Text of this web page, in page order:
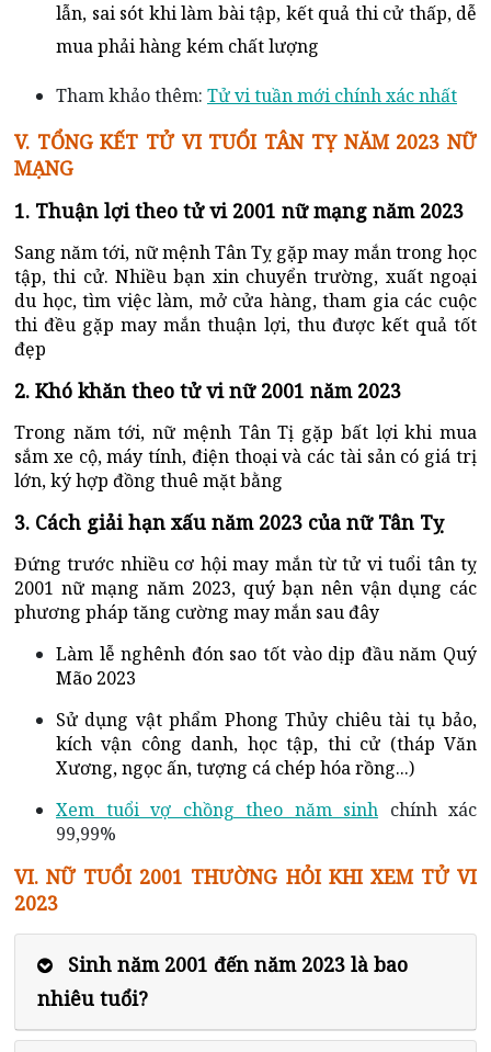
lẫn, sai sót khi làm bài tập, kết quả thi cử thấp, dễ
mua phải hàng kém chất lượng
Tham khảo thêm: Tử vi tuần mới chính xác nhất
V. TỔNG KẾT TỬ VI TUỔI TÂN TỴ NĂM 2023 NỮ
MẠNG
1. Thuận lợi theo tử vi 2001 nữ mạng năm 2023
Sang năm tới, nữ mệnh Tân Tỵ gặp may mắn trong học
tập, thi cử. Nhiều bạn xin chuyển trường, xuất ngoại
du học, tìm việc làm, mở cửa hàng, tham gia các cuộc
thi đều gặp may mắn thuận lợi, thu được kết quả tốt
đẹp
2. Khó khăn theo tử vi nữ 2001 năm 2023
Trong năm tới, nữ mệnh Tân Tị gặp bất lợi khi mua
sắm xe cộ, máy tính, điện thoại và các tài sản có giá trị
lớn, ký hợp đồng thuê mặt bằng
3. Cách giải hạn xấu năm 2023 của nữ Tân Tỵ
Đứng trước nhiều cơ hội may mắn từ tử vi tuổi tân tỵ
2001 nữ mạng năm 2023, quý bạn nên vận dụng các
phương pháp tăng cường may mắn sau đây
Làm lễ nghênh đón sao tốt vào dịp đầu năm Quý
Mão 2023
Sử dụng vật phẩm Phong Thủy chiêu tài tụ bảo,
kích vận công danh, học tập, thi cử (tháp Văn
Xương, ngọc ấn, tượng cá chép hóa rồng...)
Xem tuổi vợ chồng theo năm sinh chính xác
99,99%
VI. NỮ TUỔI 2001 THƯỜNG HỎI KHI XEM TỬ VI
2023
Sinh năm 2001 đến năm 2023 là bao
nhiêu tuổi?